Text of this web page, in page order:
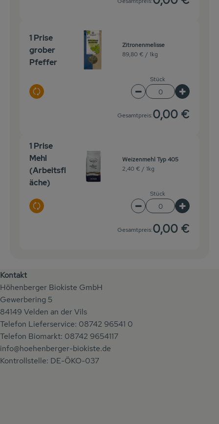
1 Prise
grober
Pfeffer
Auswahl ändern
Zitronenmelisse
89,80 € / 1kg
Stück
Artikelanzahl
Gesamtpreis:0,00 €
1 Prise
Mehl
(Arbeitsfl
äche)
Auswahl ändern
Weizenmehl Typ 405
2,40 € / 1kg
Stück
Artikelanzahl
Gesamtpreis:0,00 €
Kontakt
Höhenberger Biokiste GmbH
Gewerbering 5
84149 Velden an der Vils
Telefon Lieferservice: 08742 96541 0
Telefon Biomarkt: 08742 9654117
info@hoehenberger-biokiste.de
Kontrollstelle: DE-ÖKO-037